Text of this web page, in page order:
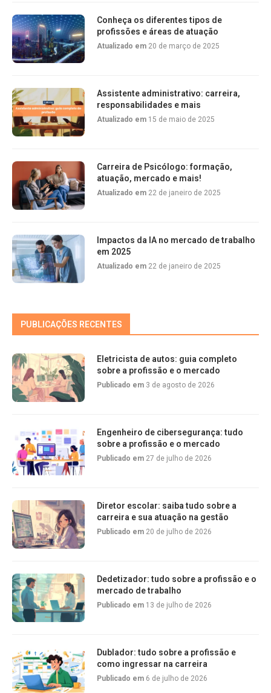
Conheça os diferentes tipos de
profissões e áreas de atuação
Atualizado em 20 de março de 2025
Assistente administrativo: carreira,
responsabilidades e mais
Atualizado em 15 de maio de 2025
Carreira de Psicólogo: formação,
atuação, mercado e mais!
Atualizado em 22 de janeiro de 2025
Impactos da IA no mercado de trabalho
em 2025
Atualizado em 22 de janeiro de 2025
PUBLICAÇÕES RECENTES
Eletricista de autos: guia completo
sobre a profissão e o mercado
Publicado em 3 de agosto de 2026
Engenheiro de cibersegurança: tudo
sobre a profissão e o mercado
Publicado em 27 de julho de 2026
Diretor escolar: saiba tudo sobre a
carreira e sua atuação na gestão
Publicado em 20 de julho de 2026
Dedetizador: tudo sobre a profissão e o
mercado de trabalho
Publicado em 13 de julho de 2026
Dublador: tudo sobre a profissão e
como ingressar na carreira
Publicado em 6 de julho de 2026